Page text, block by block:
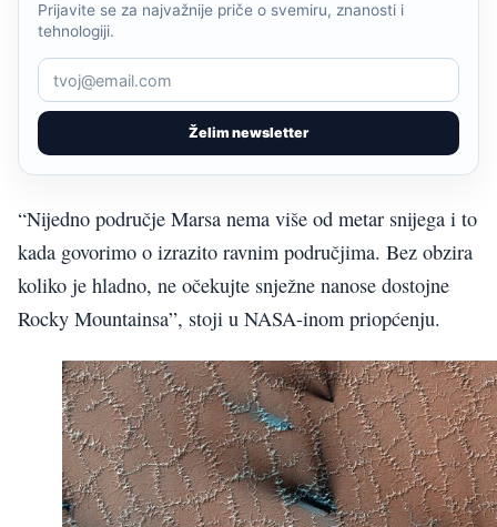
Želim newsletter
Prijavite se za najvažnije priče o svemiru, znanosti i
tehnologiji.
“Nijedno područje Marsa nema više od metar snijega i to
kada govorimo o izrazito ravnim područjima. Bez obzira
koliko je hladno, ne očekujte snježne nanose dostojne
Rocky Mountainsa”, stoji u NASA-inom priopćenju.